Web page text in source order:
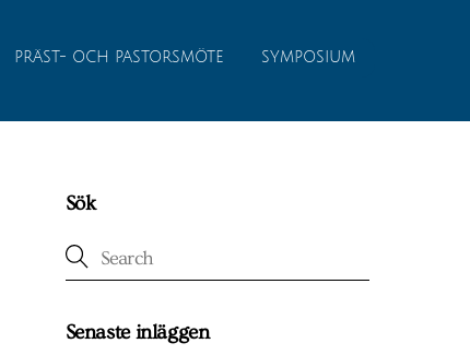
PRÄST- OCH PASTORSMÖTE SYMPOSIUM
Sök
Senaste inläggen